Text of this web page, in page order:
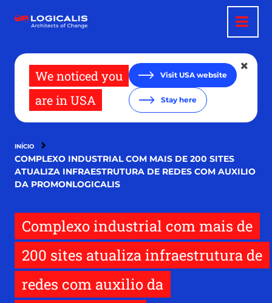
para
We noticed you
are in USA
Visit USA website
Stay here
INÍCIO
COMPLEXO INDUSTRIAL COM MAIS DE 200 SITES
ATUALIZA INFRAESTRUTURA DE REDES COM AUXILIO
DA PROMONLOGICALIS
Complexo industrial com mais de
200 sites atualiza infraestrutura de
redes com auxilio da